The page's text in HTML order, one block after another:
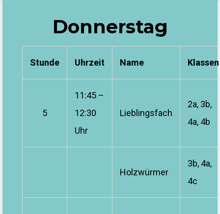
Donnerstag
Stunde Uhrzeit Name Klassen
5
11:45 –
12:30
Uhr
Lieblingsfach
2a, 3b,
4a, 4b
Holzwürmer
3b, 4a,
4c